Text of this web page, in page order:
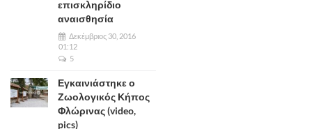
επισκληρίδιο
αναισθησία
Δεκέμβριος 30, 2016
01:12
5
Εγκαινιάστηκε ο
Ζωολογικός Κήπος
Φλώρινας (video,
pics)